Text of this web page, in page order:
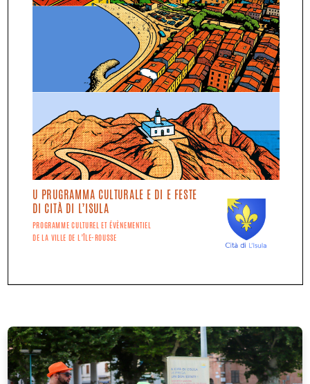
U PRUGRAMMA CULTURALE E DI E FESTE
DI CITÀ DI L’ISULA
PROGRAMME CULTUREL ET ÉVÈNEMENTIEL
DE LA VILLE DE L’ÎLE-ROUSSE
GHJUGNU JUIN
DU 1/06 AU 7/07 : BADET DANIELE/CHANTAL CHIOCCA